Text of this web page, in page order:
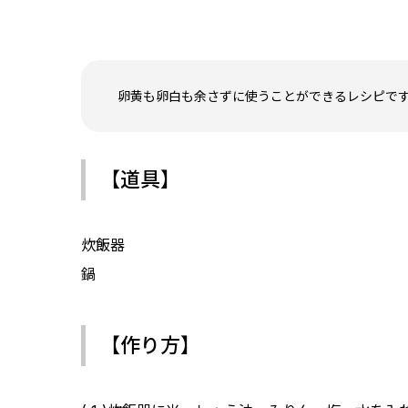
卵黄も卵白も余さずに使うことができるレシピで
【道具】
炊飯器
鍋
【作り方】